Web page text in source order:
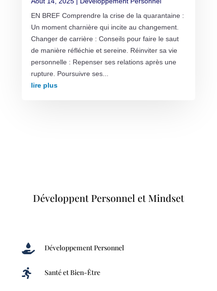
EN BREF Comprendre la crise de la quarantaine :
Un moment charnière qui incite au changement.
Changer de carrière : Conseils pour faire le saut
de manière réfléchie et sereine. Réinviter sa vie
personnelle : Repenser ses relations après une
rupture. Poursuivre ses...
lire plus
Développent Personnel et Mindset
 Développement Personnel
 Santé et Bien-Être